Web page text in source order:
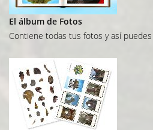
El álbum de Fotos
Contiene todas tus fotos y así